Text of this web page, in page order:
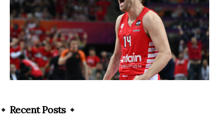
Recent Posts